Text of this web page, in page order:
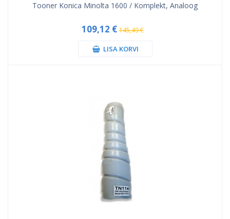
Tooner Konica Minolta 1600 / Komplekt, Analoog
109,12 €145,49 €
LISA KORVI